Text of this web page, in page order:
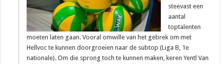
steevast een
aantal
toptalenten
moeten laten gaan. Vooral omwille van het gebrek om met
Hellvoc te kunnen doorgroeien naar de subtop (Liga B, 1e
nationale). Om die sprong toch te kunnen maken, keren Yentl Van